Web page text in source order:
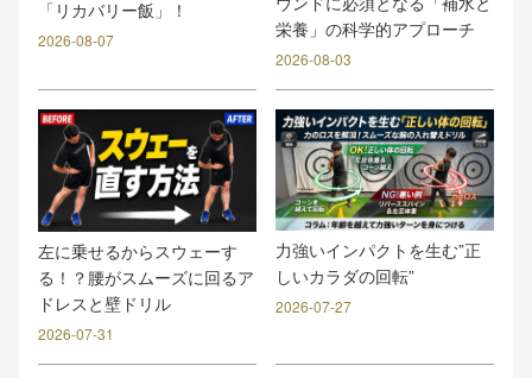
「リカバリー飯」！
2026-08-07
栄養」の科学的アプローチ
2026-08-03
左に乗せるからスウェーす
る！？腰がスムーズに回るア
ドレスと壁ドリル
2026-07-31
力強いインパクトを生む”正
しいカラダの回転”
2026-07-27